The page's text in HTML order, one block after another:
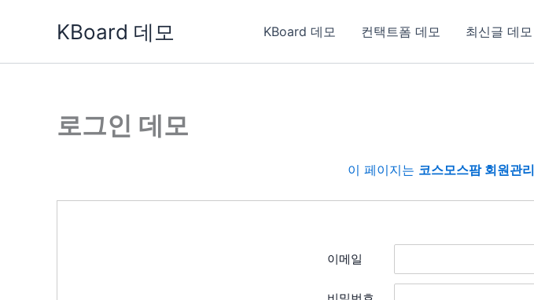
KBoard 데모 KBoard 데모 컨택트폼 데모 최신글 데모
로그인 데모
이 페이지는 코스모스팜 회원관리
이메일